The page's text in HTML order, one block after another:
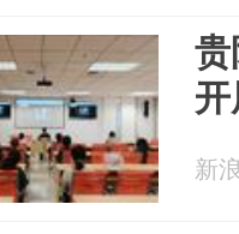
贵
新